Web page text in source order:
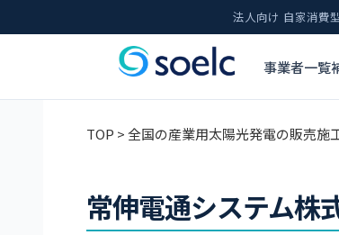
法人向け 自家消費
事業者一覧
TOP >全国の産業用太陽光発電の販売施
常伸電通システム株